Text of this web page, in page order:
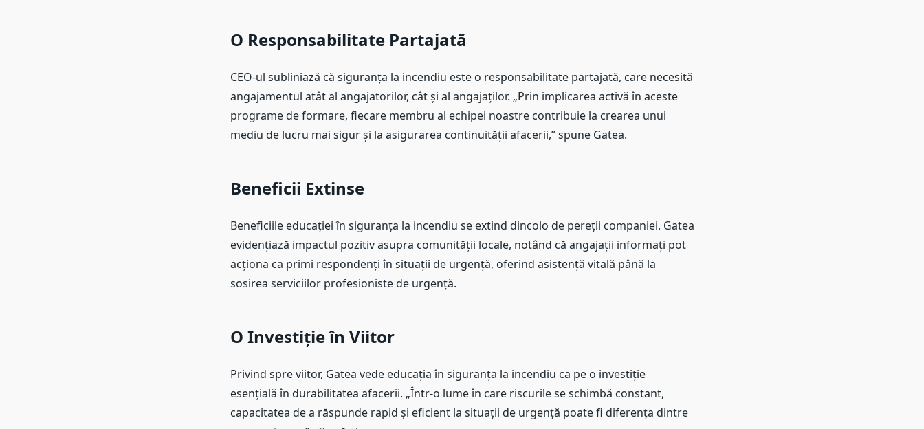
O Responsabilitate Partajată
CEO-ul subliniază că siguranța la incendiu este o responsabilitate partajată, care necesită
angajamentul atât al angajatorilor, cât și al angajaților. „Prin implicarea activă în aceste
programe de formare, fiecare membru al echipei noastre contribuie la crearea unui
mediu de lucru mai sigur și la asigurarea continuității afacerii,” spune Gatea.
Beneficii Extinse
Beneficiile educației în siguranța la incendiu se extind dincolo de pereții companiei. Gatea
evidențiază impactul pozitiv asupra comunității locale, notând că angajații informați pot
acționa ca primi respondenți în situații de urgență, oferind asistență vitală până la
sosirea serviciilor profesioniste de urgență.
O Investiție în Viitor
Privind spre viitor, Gatea vede educația în siguranța la incendiu ca pe o investiție
esențială în durabilitatea afacerii. „Într-o lume în care riscurile se schimbă constant,
capacitatea de a răspunde rapid și eficient la situații de urgență poate fi diferența dintre